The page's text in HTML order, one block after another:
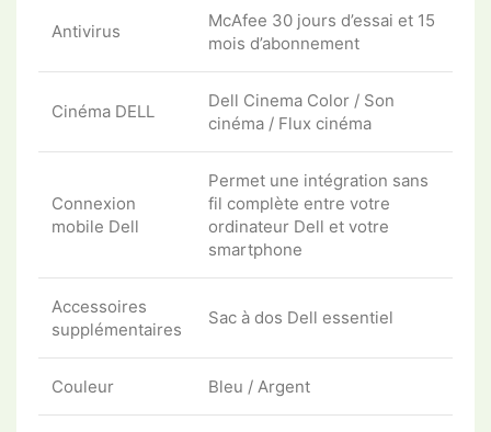
Antivirus
McAfee 30 jours d’essai et 15
mois d’abonnement
Cinéma DELL
Dell Cinema Color / Son
cinéma / Flux cinéma
Connexion
mobile Dell
Permet une intégration sans
fil complète entre votre
ordinateur Dell et votre
smartphone
Accessoires
supplémentaires
Sac à dos Dell essentiel
Couleur Bleu / Argent